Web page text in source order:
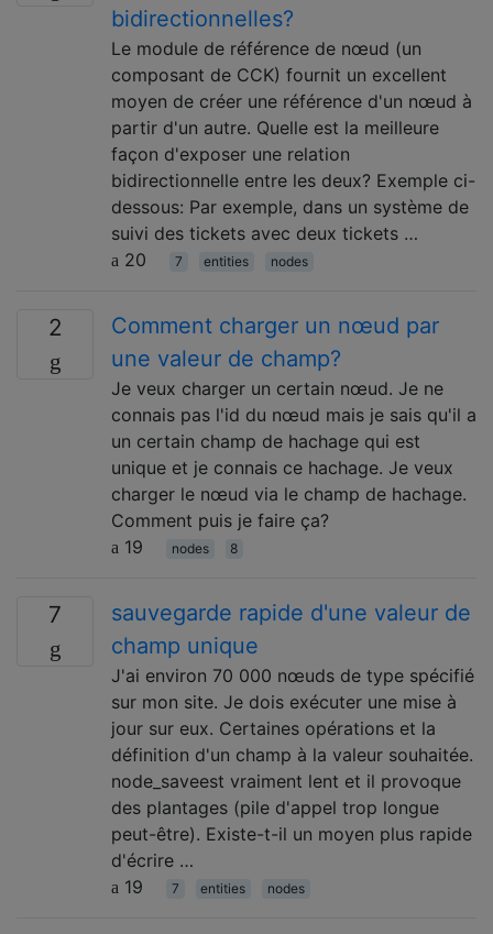
bidirectionnelles?
Le module de référence de nœud (un
composant de CCK) fournit un excellent
moyen de créer une référence d'un nœud à
partir d'un autre. Quelle est la meilleure
façon d'exposer une relation
bidirectionnelle entre les deux? Exemple ci-
dessous: Par exemple, dans un système de
suivi des tickets avec deux tickets …
20
7 entities nodes
2
Comment charger un nœud par
une valeur de champ?
Je veux charger un certain nœud. Je ne
connais pas l'id du nœud mais je sais qu'il a
un certain champ de hachage qui est
unique et je connais ce hachage. Je veux
charger le nœud via le champ de hachage.
Comment puis je faire ça?
19
nodes 8
7
sauvegarde rapide d'une valeur de
champ unique
J'ai environ 70 000 nœuds de type spécifié
sur mon site. Je dois exécuter une mise à
jour sur eux. Certaines opérations et la
définition d'un champ à la valeur souhaitée.
node_saveest vraiment lent et il provoque
des plantages (pile d'appel trop longue
peut-être). Existe-t-il un moyen plus rapide
d'écrire …
19
7 entities nodes